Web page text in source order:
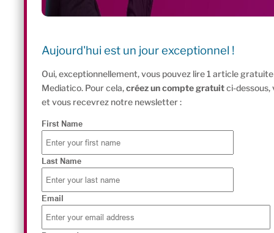
Aujourd'hui est un jour exceptionnel !
Oui, exceptionnellement, vous pouvez lire 1 article
Mediatico. Pour cela,créez un compte gratuitci-dessous,
et vous recevrez notre newsletter :
First Name
Last Name
Email